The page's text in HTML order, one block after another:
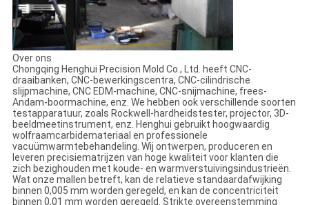
Over ons
Chongqing Henghui Precision Mold Co., Ltd. heeft CNC-
draaibanken, CNC-bewerkingscentra, CNC-cilindrische
slijpmachine, CNC EDM-machine, CNC-snijmachine, frees-
Andam-boormachine, enz. We hebben ook verschillende soorten
testapparatuur, zoals Rockwell-hardheidstester, projector, 3D-
beeldmeetinstrument, enz. Henghui gebruikt hoogwaardig
wolfraamcarbidemateriaal en professionele
vacuümwarmtebehandeling. Wij ontwerpen, produceren en
leveren precisiematrijzen van hoge kwaliteit voor klanten die
zich bezighouden met koude- en warmverstuivingsindustrieën.
Wat onze mallen betreft, kan de relatieve standaardafwijking
binnen 0,005 mm worden geregeld, en kan de concentriciteit
binnen 0,01 mm worden geregeld. Strikte overeenstemming